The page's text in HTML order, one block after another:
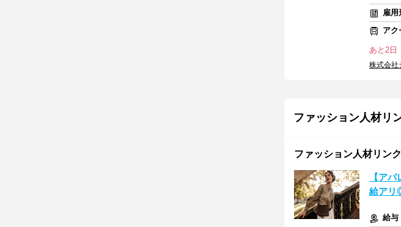
雇用
アク
あと2日
株式会社
ファッション人材リ
ファッション人材リン
【ア
給ア
給与